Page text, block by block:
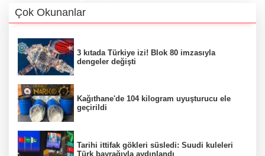
Çok Okunanlar
3 kıtada Türkiye izi! Blok 80 imzasıyla
dengeler değişti
Kağıthane'de 104 kilogram uyuşturucu ele
geçirildi
Tarihi ittifak gökleri süsledi: Suudi kuleleri
Türk bayrağıyla aydınlandı